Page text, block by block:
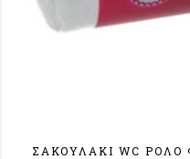
ΣΑΚΟΥΛΑΚΙ WC ΡΟΛΟ